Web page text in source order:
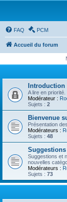
FAQ PCM
Accueil du forum
Introduction
A lire en priorité.
Modérateur :
Sujets : 2
Bienvenue
Présentation
Modérateurs :
Sujets : 48
Suggestions et
nouvelles
Modérateurs :
Sujets : 73